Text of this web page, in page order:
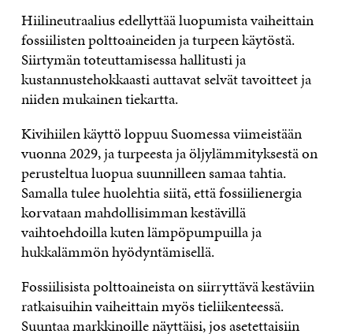
Hiilineutraalius edellyttää luopumista vaiheittain
fossiilisten polttoaineiden ja turpeen käytöstä.
Siirtymän toteuttamisessa hallitusti ja
kustannustehokkaasti auttavat selvät tavoitteet ja
niiden mukainen tiekartta.
Kivihiilen käyttö loppuu Suomessa viimeistään
vuonna 2029, ja turpeesta ja öljylämmityksestä on
perusteltua luopua suunnilleen samaa tahtia.
Samalla tulee huolehtia siitä, että fossiilienergia
korvataan mahdollisimman kestävillä
vaihtoehdoilla kuten lämpöpumpuilla ja
hukkalämmön hyödyntämisellä.
Fossiilisista polttoaineista on siirryttävä kestäviin
ratkaisuihin vaiheittain myös tieliikenteessä.
Suuntaa markkinoille näyttäisi, jos asetettaisiin